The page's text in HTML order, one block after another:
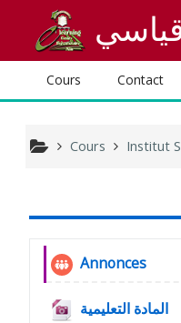
Passer au contenu principal
قياسي
Cours Contact
Cours Institut
Aperçu des
Généralités
Annonces
Forum
المادة التعليمية
Fichier